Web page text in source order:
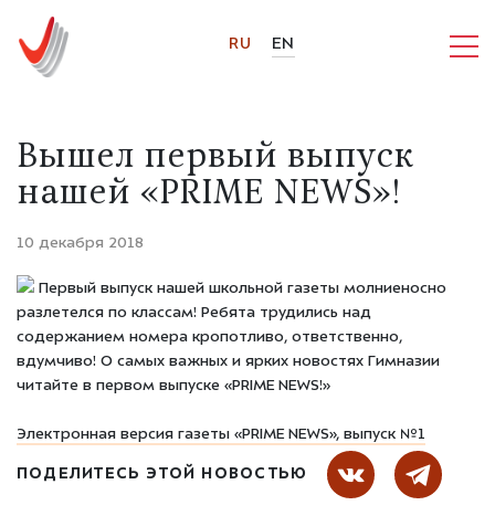
RU EN
Вышел первый выпуск
нашей «PRIME NEWS»!
10 декабря 2018
Первый выпуск нашей школьной газеты молниеносно
разлетелся по классам! Ребята трудились над
содержанием номера кропотливо, ответственно,
вдумчиво! О самых важных и ярких новостях Гимназии
читайте в первом выпуске «PRIME NEWS!»
Электронная версия газеты «PRIME NEWS», выпуск №1
ПОДЕЛИТЕСЬ ЭТОЙ НОВОСТЬЮ